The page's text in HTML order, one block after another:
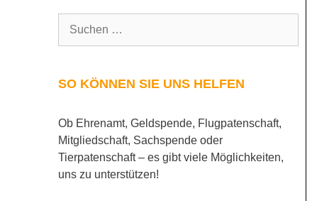
SO KÖNNEN SIE UNS HELFEN
Ob Ehrenamt, Geldspende, Flugpatenschaft,
Mitgliedschaft, Sachspende oder
Tierpatenschaft – es gibt viele Möglichkeiten,
uns zu unterstützen!